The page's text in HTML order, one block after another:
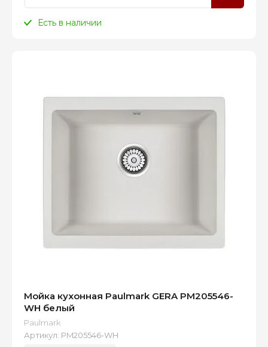
Есть в наличии
Мойка кухонная Paulmark GERA PM205546-
WH белый
Paulmark
Артикул: PM205546-WH